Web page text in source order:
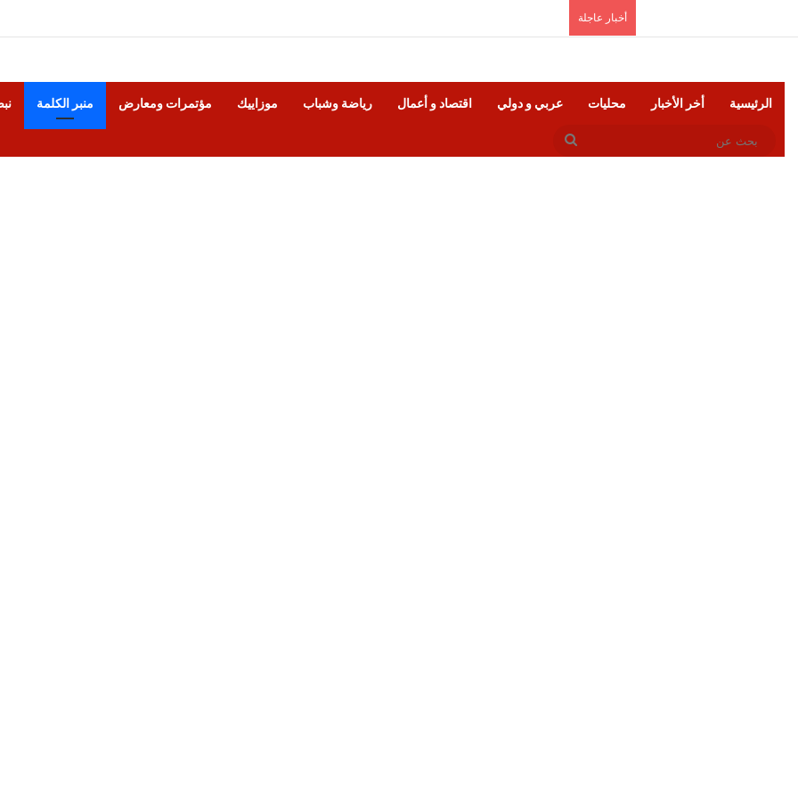
أخبار عاجلة
الرئيسية أخر الأخبار محليات عربي و دولي اقتصاد و أعمال رياضة وشباب موزاييك مؤتمرات ومعارض منبر الكلمة